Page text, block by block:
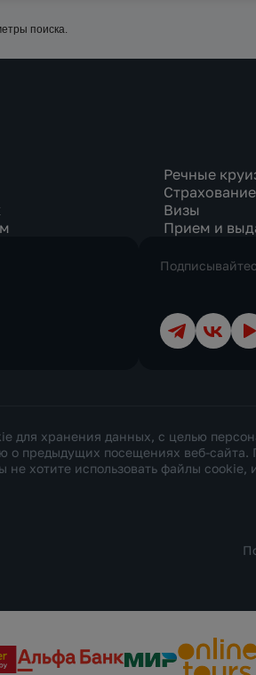
поиска.
Речные
Страхование
Визы
Прием и
Телеграм
хранения данных, с целью
предыдущих посещениях веб-сайта.
не хотите использовать файлы